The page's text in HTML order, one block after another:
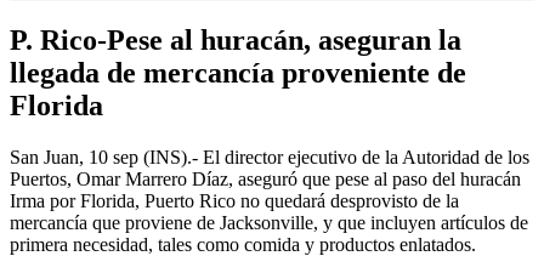
P. Rico-Pese al huracán, aseguran la
llegada de mercancía proveniente de
Florida
San Juan, 10 sep (INS).- El director ejecutivo de la Autoridad de los
Puertos, Omar Marrero Díaz, aseguró que pese al paso del huracán
Irma por Florida, Puerto Rico no quedará desprovisto de la
mercancía que proviene de Jacksonville, y que incluyen artículos de
primera necesidad, tales como comida y productos enlatados.